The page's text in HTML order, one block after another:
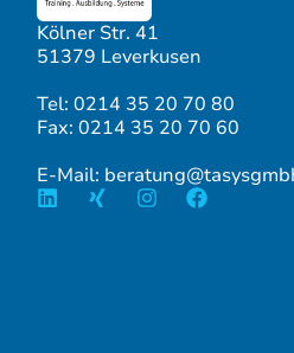
Kölner Str. 41
51379 Leverkusen
Tel: 0214 35 20 70 80
Fax: 0214 35 20 70 60
E-Mail: